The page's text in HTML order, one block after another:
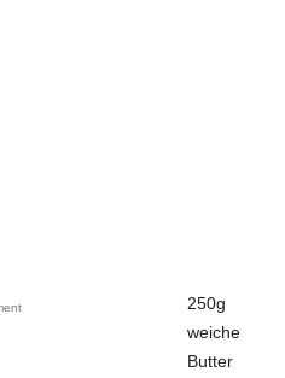
250g
weiche
Butter